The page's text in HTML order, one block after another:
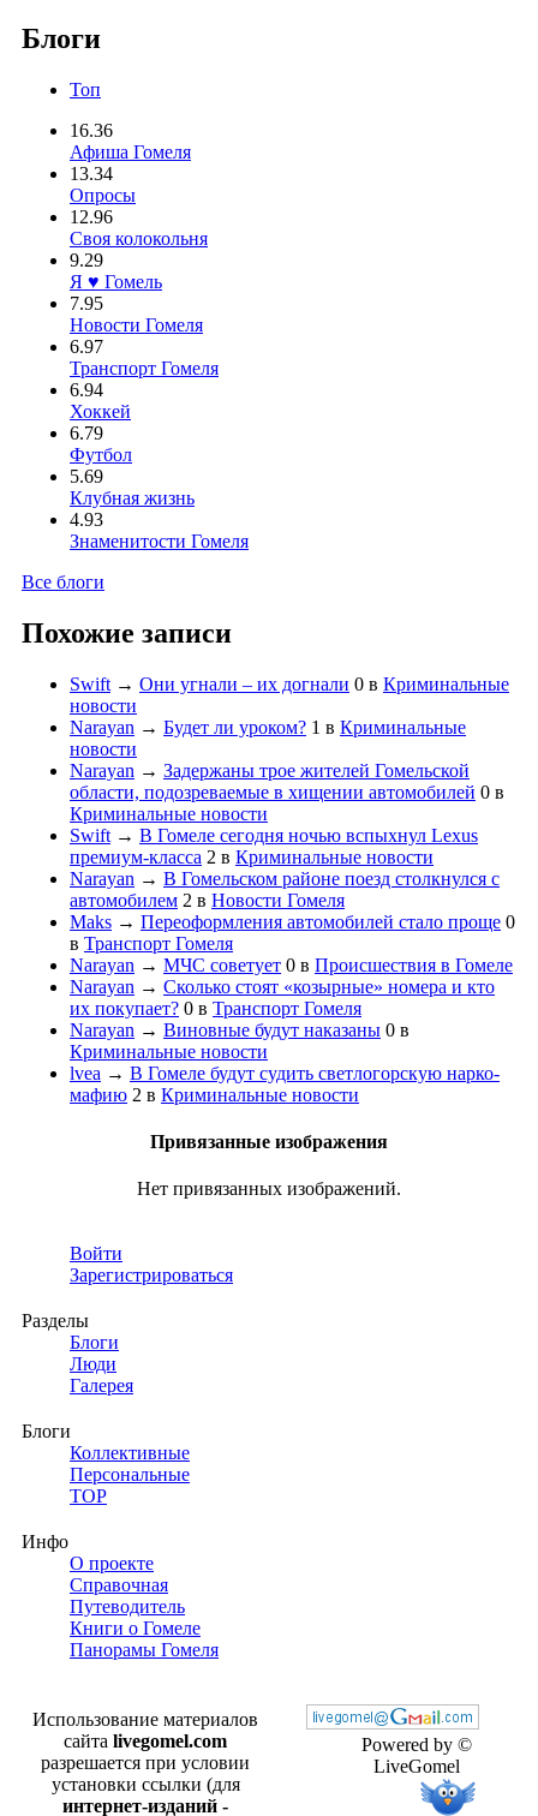
Блоги
Топ
16.36
Афиша Гомеля
13.34
Опросы
12.96
Своя колокольня
9.29
Я ♥ Гомель
7.95
Новости Гомеля
6.97
Транспорт Гомеля
6.94
Хоккей
6.79
Футбол
5.69
Клубная жизнь
4.93
Знаменитости Гомеля
Все блоги
Похожие записи
Swift → Они угнали – их догнали 0 в Криминальные
новости
Narayan → Будет ли уроком? 1 в Криминальные
новости
Narayan → Задержаны трое жителей Гомельской
области, подозреваемые в хищении автомобилей 0 в
Криминальные новости
Swift → В Гомеле сегодня ночью вспыхнул Lexus
премиум-класса 2 в Криминальные новости
Narayan → В Гомельском районе поезд столкнулся с
автомобилем 2 в Новости Гомеля
Maks → Переоформления автомобилей стало проще 0
в Транспорт Гомеля
Narayan → МЧС советует 0 в Происшествия в Гомеле
Narayan → Сколько стоят «козырные» номера и кто
их покупает? 0 в Транспорт Гомеля
Narayan → Виновные будут наказаны 0 в
Криминальные новости
lvea → В Гомеле будут судить светлогорскую нарко-
мафию 2 в Криминальные новости
Привязанные изображения
Нет привязанных изображений.
Войти
Зарегистрироваться
Разделы
Блоги
Люди
Галерея
Блоги
Коллективные
Персональные
TOP
Инфо
О проекте
Справочная
Путеводитель
Книги о Гомеле
Панорамы Гомеля
Powered by ©
LiveGomel
Использование материалов
сайта livegomel.com
разрешается при условии
установки ссылки (для
интернет-изданий -